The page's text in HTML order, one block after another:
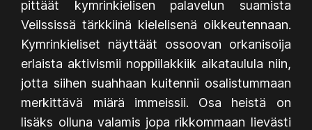
pittäät kymrinkielisen palavelun suamista
Veilssissä tärkkiinä kielelisenä oikkeutennaan.
Kymrinkieliset näyttäät ossoovan orkanisoija
erlaista aktivismii noppiilakkiik aikataulula niin,
jotta siihen suahhaan kuitennii osalistummaan
merkittävä miärä immeissii. Osa heistä on
lisäks olluna valamis jopa rikkommaan lievästi